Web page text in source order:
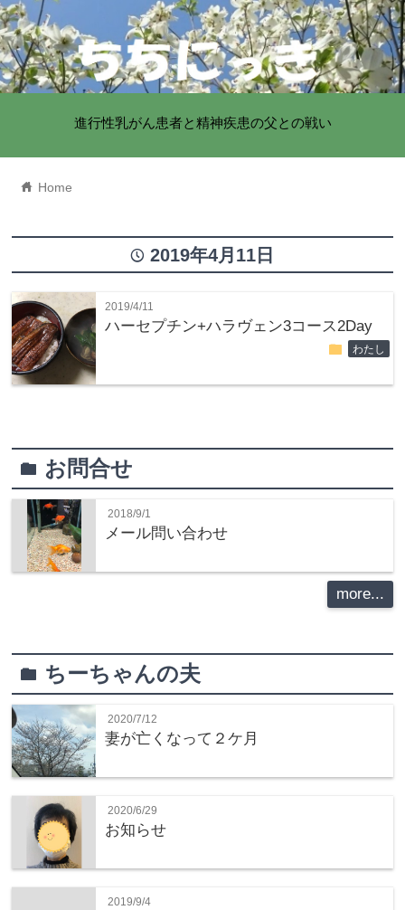
進行性乳がん患者と精神疾患の父との戦い
home Home
time 2019年4月11日
2019/4/11
ハーセプチン+ハラヴェン3コース2Day
folder わたし
folder お問合せ
2018/9/1
メール問い合わせ
more...
folder ちーちゃんの夫
2020/7/12
妻が亡くなって２ケ月
2020/6/29
お知らせ
2019/9/4